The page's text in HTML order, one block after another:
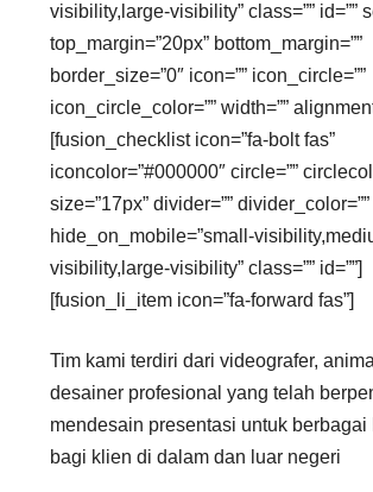
visibility,large-visibility” class=”” id=””
top_margin=”20px” bottom_margin=””
border_size=”0″ icon=”” icon_circle=””
icon_circle_color=”” width=””
[fusion_checklist icon=”fa-bolt fas”
iconcolor=”#000000″ circle=””
size=”17px” divider=”” divider_color=””
hide_on_mobile=”small-
visibility,large-visibility” class=”” id=””]
[fusion_li_item icon=”fa-forward fas”]
Tim kami terdiri dari videografer,
desainer profesional yang telah
mendesain presentasi untuk berbagai
bagi klien di dalam dan luar negeri